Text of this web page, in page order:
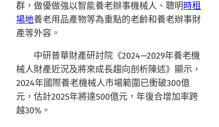
群，做優做強以智能養老辦事機械人、聰明時租
場地養老用品產物等為重點的老齡和養老辦事財
產等外容。
中研普華財產研討院《2024—2029年養老機
械人財產近況及將來成長趨向剖析陳述》顯示，
2024年國際養老機械人市場範圍已衝破300億
元，估計2025年將達500億元，年復合增加率跨
越30%。